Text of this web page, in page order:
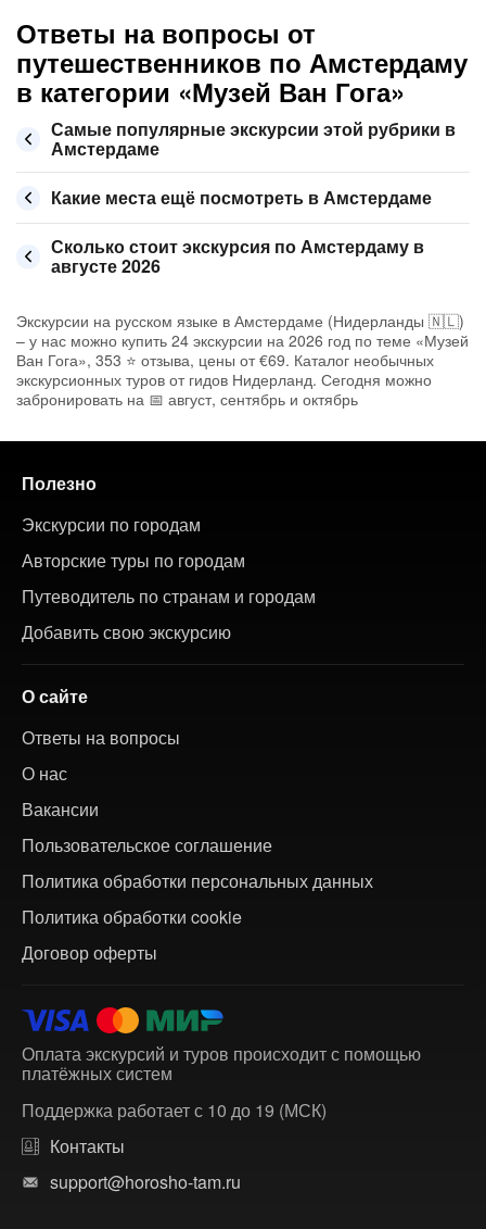
Ответы на вопросы от
путешественников по Амстердаму
в категории «Музей Ван Гога»
Самые популярные экскурсии этой рубрики в
Амстердаме
Какие места ещё посмотреть в Амстердаме
Сколько стоит экскурсия по Амстердаму в
августе 2026
Экскурсии на русском языке в Амстердаме (Нидерланды 🇳🇱)
– у нас можно купить 24 экскурсии на 2026 год по теме «Музей
Ван Гога», 353 ⭐ отзыва, цены от €69. Каталог необычных
экскурсионных туров от гидов Нидерланд. Сегодня можно
забронировать на 📅 август, сентябрь и октябрь
Полезно
Экскурсии по городам
Авторские туры по городам
Путеводитель по странам и городам
Добавить свою экскурсию
О сайте
Ответы на вопросы
О нас
Вакансии
Пользовательское соглашение
Политика обработки персональных данных
Политика обработки cookie
Договор оферты
Оплата экскурсий и туров происходит с помощью
платёжных систем
Поддержка работает с 10 до 19 (МСК)
Контакты
support@horosho-tam.ru